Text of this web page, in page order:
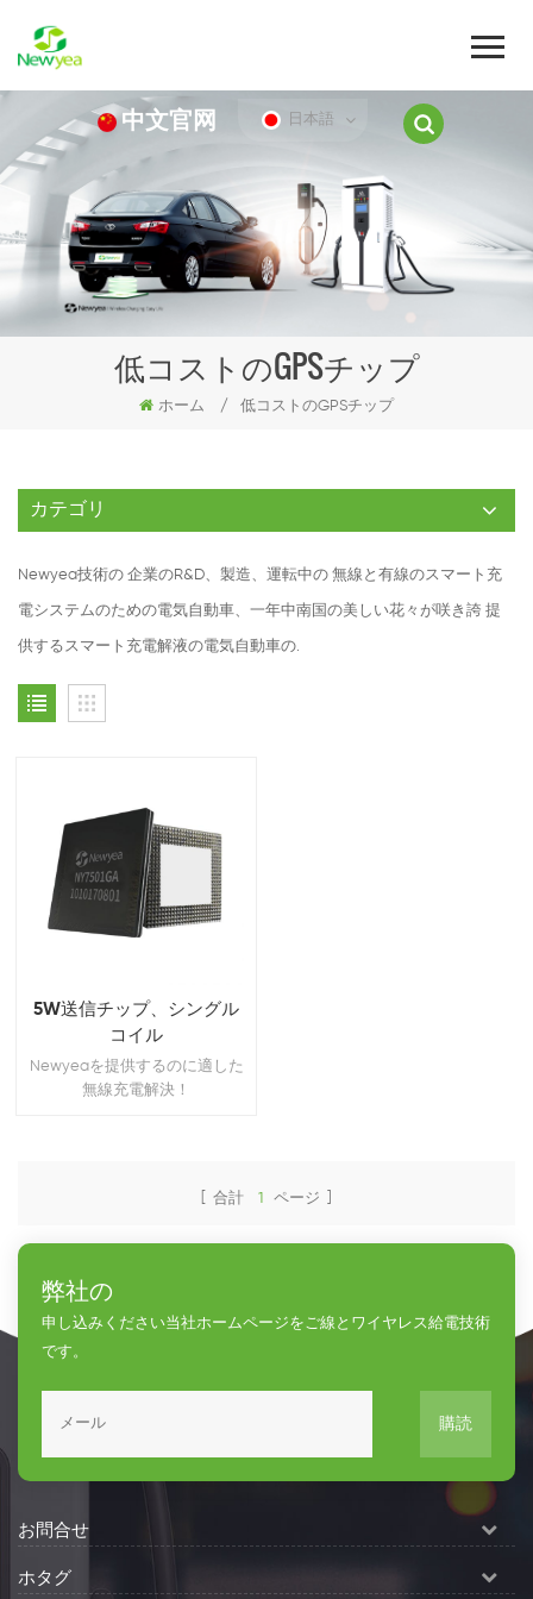
中文官网 日本語
低コストのGPSチップ
ホーム / 低コストのGPSチップ
カテゴリ
Newyea技術の 企業のR&D、製造、運転中の 無線と有線のスマート充
電システムのための電気自動車、一年中南国の美しい花々が咲き誇 提
供するスマート充電解液の電気自動車の.
5W送信チップ、シングル
コイル
Newyeaを提供するのに適した
無線充電解決！
[ 合計 1 ページ ]
弊社の
申し込みください当社ホームページをご線とワイヤレス給電技術
です。
購読
お問合せ
ホタグ